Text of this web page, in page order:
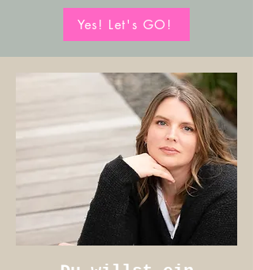
Yes! Let's GO!